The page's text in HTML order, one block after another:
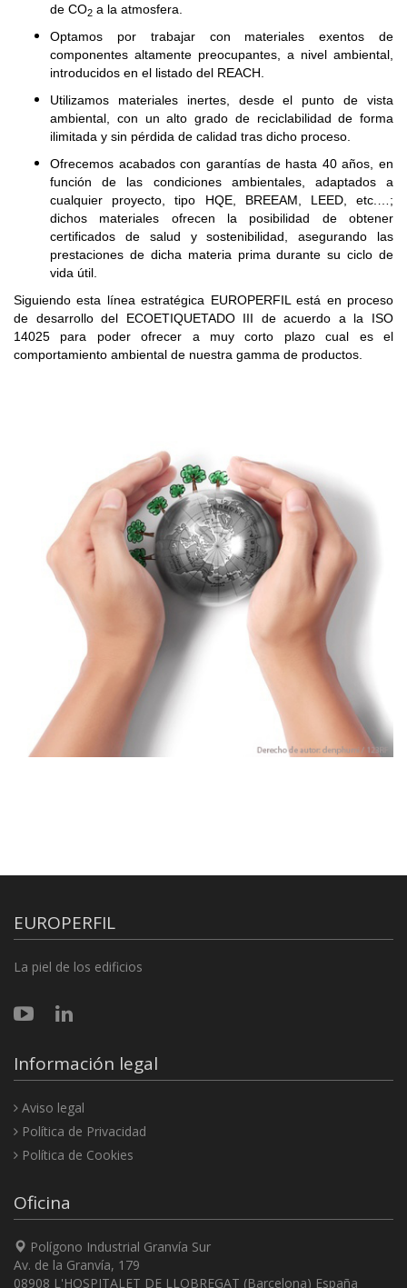
de CO2 a la atmosfera.
Optamos por trabajar con materiales exentos de
componentes altamente preocupantes, a nivel ambiental,
introducidos en el listado del REACH.
Utilizamos materiales inertes, desde el punto de vista
ambiental, con un alto grado de reciclabilidad de forma
ilimitada y sin pérdida de calidad tras dicho proceso.
Ofrecemos acabados con garantías de hasta 40 años, en
función de las condiciones ambientales, adaptados a
cualquier proyecto, tipo HQE, BREEAM, LEED, etc.…;
dichos materiales ofrecen la posibilidad de obtener
certificados de salud y sostenibilidad, asegurando las
prestaciones de dicha materia prima durante su ciclo de
vida útil.
Siguiendo esta línea estratégica EUROPERFIL está en proceso
de desarrollo del ECOETIQUETADO III de acuerdo a la ISO
14025 para poder ofrecer a muy corto plazo cual es el
comportamiento ambiental de nuestra gamma de productos.
EUROPERFIL
La piel de los edificios
Información legal
Aviso legal
Política de Privacidad
Política de Cookies
Oficina
Polígono Industrial Granvía Sur
Av. de la Granvía, 179
08908 L'HOSPITALET DE LLOBREGAT (Barcelona) España